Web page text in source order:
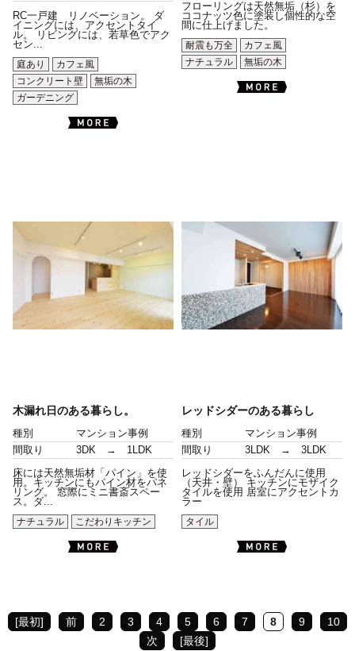
RC一戸建 リノベーション。 ダ
イニングには、アクセントタイ
ル。 リビングには、若草色でアク
セン...
庭あり
カフェ風
コンクリート壁
無垢の木
ガーデニング
フローリングは天然無垢（杉）を
ココナッツ色に塗装し個性的な空
間に仕上げました。
耐震も万全
カフェ風
ナチュラル
無垢の木
木漏れ日のある暮らし。
種別
マンション事例
間取り
3DK → 1LDK
床には天然無垢材「パイン」を使
用。キッチンにもパイン材をパネ
リング。 窓際にミニ書斎スペー
ス。ダ...
ナチュラル
こだわりキッチン
レッドシダーのある暮らし
種別
マンション事例
間取り
3LDK → 3LDK
レッドシダーをふんだんに使用
（天井・壁） キッチンにモザイク
タイルを使用 居室にアクセントカ
ラー
タイル
[最初] 前 2 3 4 5 6 7 8 9
10
次
[最後]